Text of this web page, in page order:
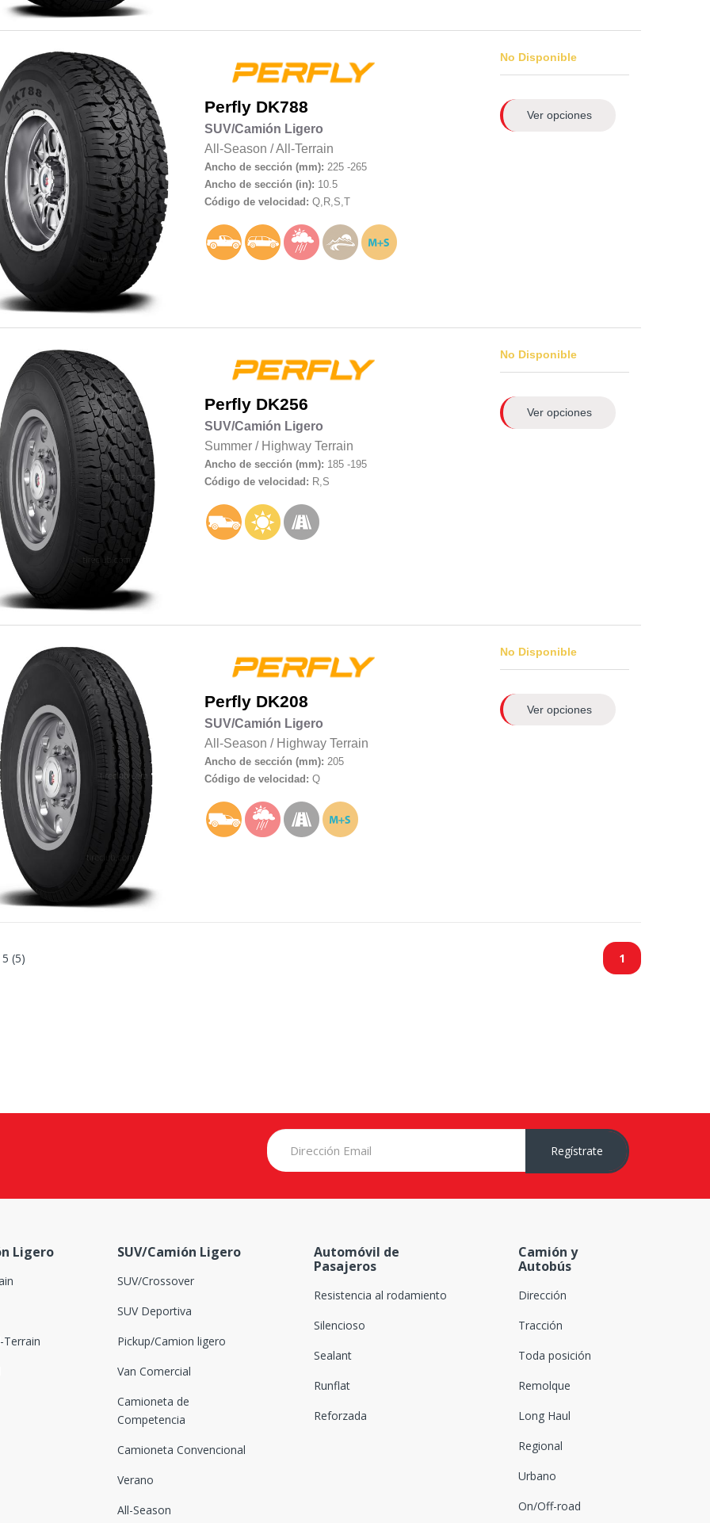
Perfly DK788
SUV/Camión Ligero
All-Season /All-Terrain
Ancho de sección (mm): 225 -265
Ancho de sección (in): 10.5
Código de velocidad: Q,R,S,T
No Disponible
Ver opciones
Perfly DK256
SUV/Camión Ligero
Summer / Highway Terrain
Ancho de sección (mm): 185 -195
Código de velocidad: R,S
No Disponible
Ver opciones
Perfly DK208
SUV/Camión Ligero
All-Season / Highway Terrain
Ancho de sección (mm): 205
Código de velocidad: Q
No Disponible
Ver opciones
(5) 1
Regístrate
Ligero
Terrain
SUV/Camión Ligero
SUV/Crossover
SUV Deportiva
Pickup/Camion ligero
Van Comercial
Camioneta de
Competencia
Camioneta Convencional
Verano
All-Season
Automóvil de
Pasajeros
Resistencia al rodamiento
Silencioso
Sealant
Runflat
Reforzada
Camión y
Autobús
Dirección
Tracción
Toda posición
Remolque
Long Haul
Regional
Urbano
On/Off-road